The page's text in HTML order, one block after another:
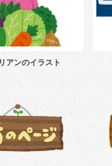
アンのイラスト